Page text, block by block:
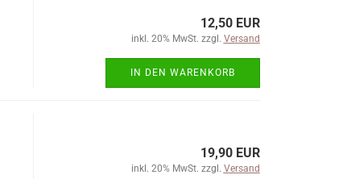
12,50 EUR
inkl. 20% MwSt. zzgl. Versand
IN DEN WARENKORB
19,90 EUR
inkl. 20% MwSt. zzgl. Versand